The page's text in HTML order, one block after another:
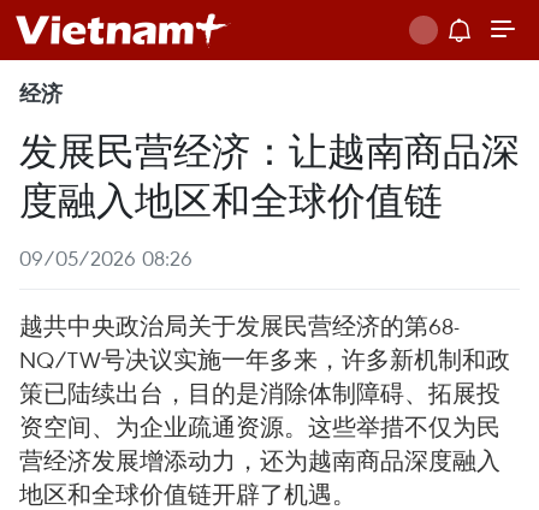
经济
发展民营经济：让越南商品深
度融入地区和全球价值链
09/05/2026 08:26
越共中央政治局关于发展民营经济的第68-
NQ/TW号决议实施一年多来，许多新机制和政
策已陆续出台，目的是消除体制障碍、拓展投
资空间、为企业疏通资源。这些举措不仅为民
营经济发展增添动力，还为越南商品深度融入
地区和全球价值链开辟了机遇。